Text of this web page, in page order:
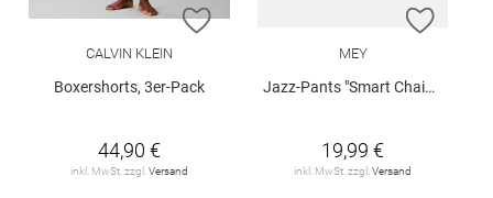
ZUR WUNSCHLISTE HINZUFÜGEN
CALVIN KLEIN
Boxershorts, 3er-Pack
44,90 €
inkl. MwSt. zzgl. Versand
ZUR
MEY
Jazz-Pants "Smart Chains"
19,99 €
inkl. MwSt. zzgl. Versand